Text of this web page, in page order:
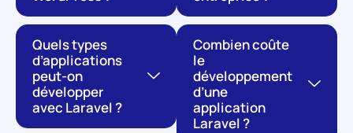
Quels types
d’applications
peut-on
développer
avec Laravel ?
Combien coûte
le
développement
d’une
application
Laravel ?